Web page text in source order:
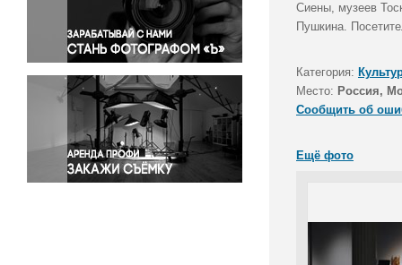
Правосудие
Происшествия и конфликты
Религия
Светская жизнь
Спорт
Экология
Экономика и бизнес
Сиены, музеев
Пушкина.
Категория:
Место: Россия,
Сообщить об
Ещё фото